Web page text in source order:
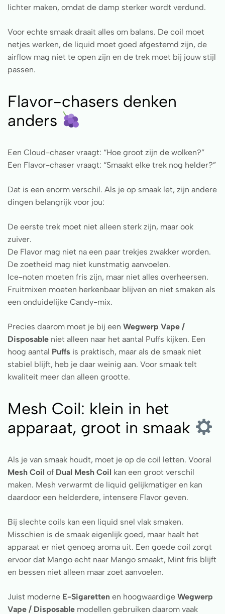
lichter maken, omdat de damp sterker wordt verdund.
Voor echte smaak draait alles om balans. De coil moet
netjes werken, de liquid moet goed afgestemd zijn, de
airflow mag niet te open zijn en de trek moet bij jouw stijl
passen.
Flavor-chasers denken
anders
Een Cloud-chaser vraagt: “Hoe groot zijn de wolken?”
Een Flavor-chaser vraagt: “Smaakt elke trek nog helder?”
Dat is een enorm verschil. Als je op smaak let, zijn andere
dingen belangrijk voor jou:
De eerste trek moet niet alleen sterk zijn, maar ook
zuiver.
De Flavor mag niet na een paar trekjes zwakker worden.
De zoetheid mag niet kunstmatig aanvoelen.
Ice-noten moeten fris zijn, maar niet alles overheersen.
Fruitmixen moeten herkenbaar blijven en niet smaken als
een onduidelijke Candy-mix.
Precies daarom moet je bij een Wegwerp Vape /
Disposable niet alleen naar het aantal Puffs kijken. Een
hoog aantal Puffs is praktisch, maar als de smaak niet
stabiel blijft, heb je daar weinig aan. Voor smaak telt
kwaliteit meer dan alleen grootte.
Mesh Coil: klein in het
apparaat, groot in smaak
Als je van smaak houdt, moet je op de coil letten. Vooral
Mesh Coil of Dual Mesh Coil kan een groot verschil
maken. Mesh verwarmt de liquid gelijkmatiger en kan
daardoor een helderdere, intensere Flavor geven.
Bij slechte coils kan een liquid snel vlak smaken.
Misschien is de smaak eigenlijk goed, maar haalt het
apparaat er niet genoeg aroma uit. Een goede coil zorgt
ervoor dat Mango echt naar Mango smaakt, Mint fris blijft
en bessen niet alleen maar zoet aanvoelen.
Juist moderne E-Sigaretten en hoogwaardige Wegwerp
Vape / Disposable modellen gebruiken daarom vaak